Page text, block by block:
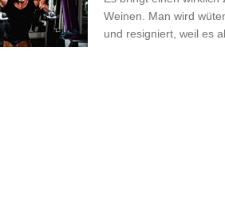
Weinen. Man wird
und resigniert, weil es